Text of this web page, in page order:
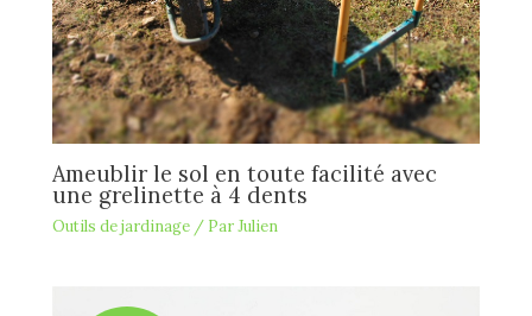
Ameublir le sol en toute facilité avec
une grelinette à 4 dents
Outils de jardinage/ ParJulien